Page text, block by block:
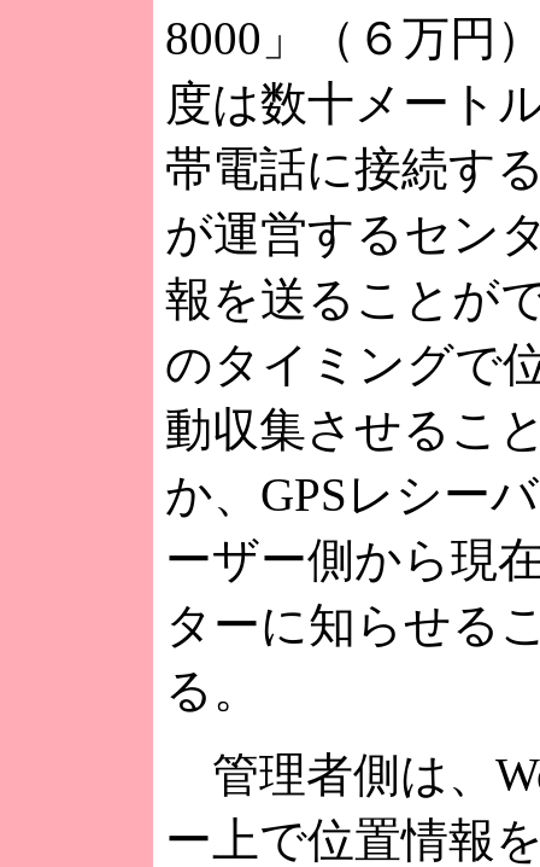
8000」（６万円
度は数十メート
帯電話に接続す
が運営するセン
報を送ることが
のタイミングで
動収集させるこ
か、GPSレシー
ーザー側から現
ターに知らせる
る。
管理者側は、
ー上で位置情報